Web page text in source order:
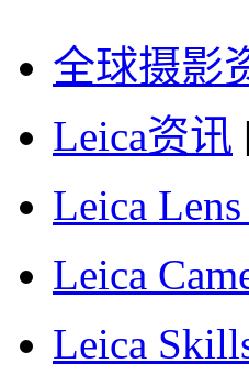
全球摄影
Leica资讯
Leica
Leica
Leica